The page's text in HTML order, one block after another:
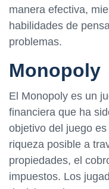
manera efectiva,
habilidades de
problemas.
Monopoly
El Monopoly es un
financiera que ha
objetivo del juego
riqueza posible a
propiedades, el
impuestos. Los